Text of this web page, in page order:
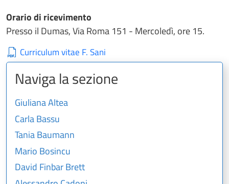
Orario di ricevimento
Presso il Dumas, Via Roma 151 - Mercoledì, ore 15.
Curriculum vitae F. Sani
Naviga la sezione
Giuliana Altea
Carla Bassu
Tania Baumann
Mario Bosincu
David Finbar Brett